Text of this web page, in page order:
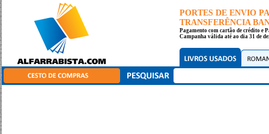
PORTES DE ENVIO
TRANSFERÊNCIA
Pagamento com cartão de crédito e
Campanha válida até ao dia 31 de